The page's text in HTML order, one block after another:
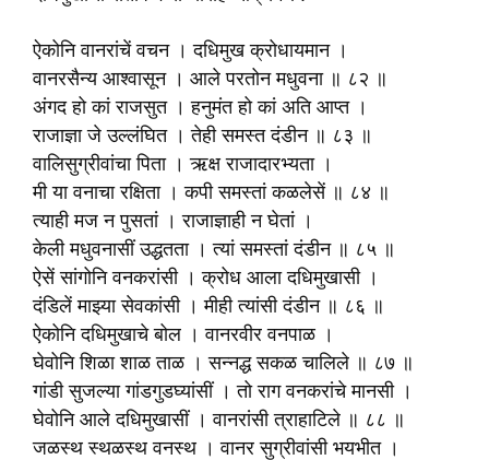
ऐकोनि वानरांचें वचन । दधिमुख क्रोधायमान ।
वानरसैन्य आश्वासून । आले परतोन मधुवना ॥ ८२ ॥
अंगद हो कां राजसुत । हनुमंत हो कां अति आप्त ।
राजाज्ञा जे उल्लंघित । तेही समस्त दंडीन ॥ ८३ ॥
वालिसुग्रीवांचा पिता । ऋक्ष राजादारभ्यता ।
मी या वनाचा रक्षिता । कपी समस्तां कळलेसें ॥ ८४ ॥
त्याही मज न पुसतां । राजाज्ञाही न घेतां ।
केली मधुवनासीं उद्धतता । त्यां समस्तां दंडीन ॥ ८५ ॥
ऐसें सांगोनि वनकरांसी । क्रोध आला दधिमुखासी ।
दंडिलें माझ्या सेवकांसी । मीही त्यांसी दंडीन ॥ ८६ ॥
ऐकोनि दधिमुखाचे बोल । वानरवीर वनपाळ ।
घेवोनि शिळा शाळ ताळ । सन्नद्ध सकळ चालिले ॥ ८७ ॥
गांडी सुजल्या गांडगुडघ्यांसीं । तो राग वनकरांचे मानसी ।
घेवोनि आले दधिमुखासीं । वानरांसी त्राहाटिले ॥ ८८ ॥
जळस्थ स्थळस्थ वनस्थ । वानर सुग्रीवांसी भयभीत ।